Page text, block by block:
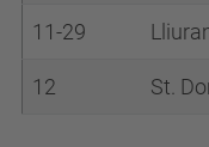
11-29
12 St.